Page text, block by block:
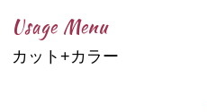
Usage Menu
カット+カラー